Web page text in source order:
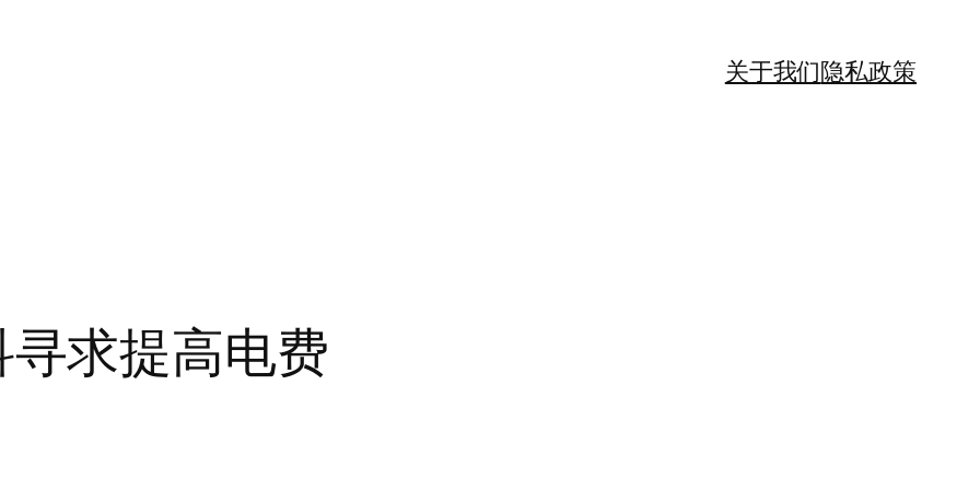
关于我们隐私政策
求提高电费